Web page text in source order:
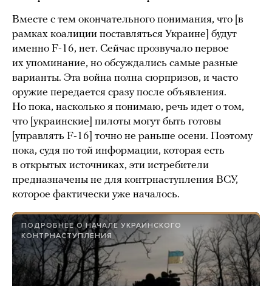
Вместе с тем окончательного понимания, что [в
рамках коалиции поставляться Украине] будут
именно F-16, нет. Сейчас прозвучало первое
их упоминание, но обсуждались самые разные
варианты. Эта война полна сюрпризов, и часто
оружие передается сразу после объявления.
Но пока, насколько я понимаю, речь идет о том,
что [украинские] пилоты могут быть готовы
[управлять F-16] точно не раньше осени. Поэтому
пока, судя по той информации, которая есть
в открытых источниках, эти истребители
предназначены не для контрнаступления ВСУ,
которое фактически уже началось.
ПОДРОБНЕЕ О НАЧАЛЕ УКРАИНСКОГО
КОНТРНАСТУПЛЕНИЯ